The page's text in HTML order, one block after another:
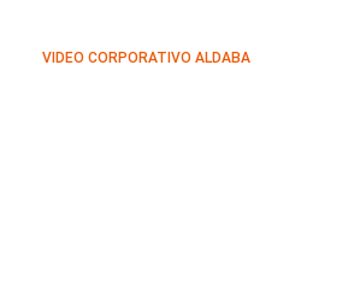
VIDEO CORPORATIVO ALDABA